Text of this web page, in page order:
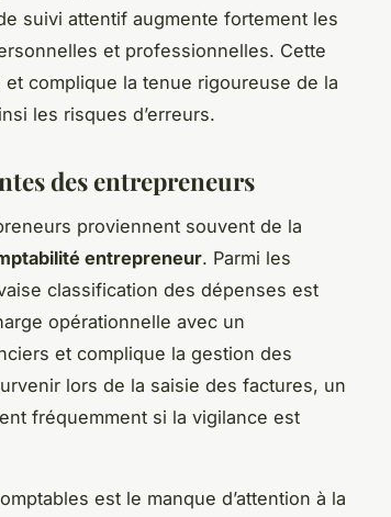
suivi attentif augmente fortement les
et professionnelles. Cette
complique la tenue rigoureuse de la
les risques d’erreurs.
des entrepreneurs
proviennent souvent de la
entrepreneur. Parmi les
classification des dépenses est
opérationnelle avec un
et complique la gestion des
lors de la saisie des factures, un
fréquemment si la vigilance est
est le manque d’attention à la